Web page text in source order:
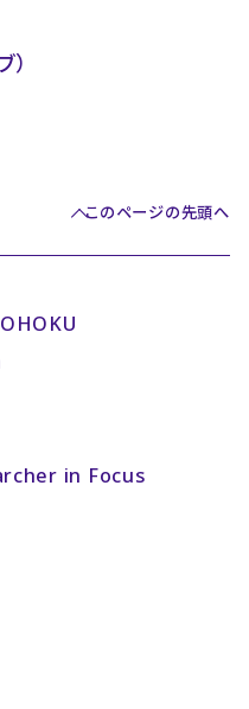
このページの先頭へ
in Focus